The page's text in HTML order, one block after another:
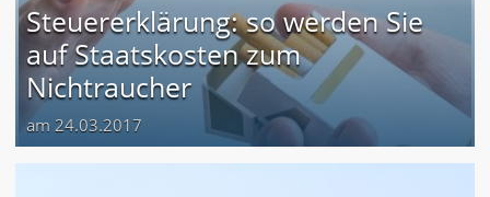
Steuererklärung: so werden Sie
auf Staatskosten zum
Nichtraucher
am 24.03.2017